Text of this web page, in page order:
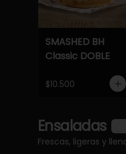
SMASHED BH
Classic DOBLE
$10.500
Ensaladas
Frescas, ligeras y